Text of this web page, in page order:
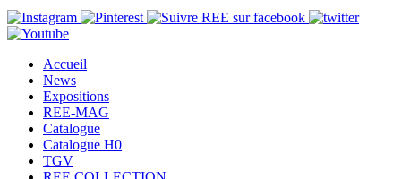
Accueil
News
Expositions
REE-MAG
Catalogue
Catalogue H0
TGV